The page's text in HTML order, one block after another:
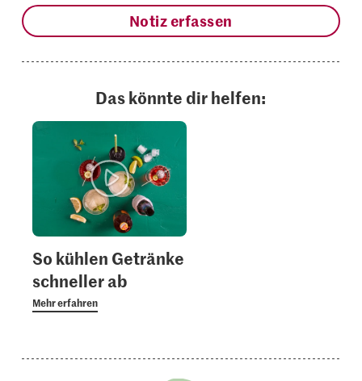
Notiz erfassen
Das könnte dir helfen:
So kühlen Getränke
schneller ab
Mehr erfahren